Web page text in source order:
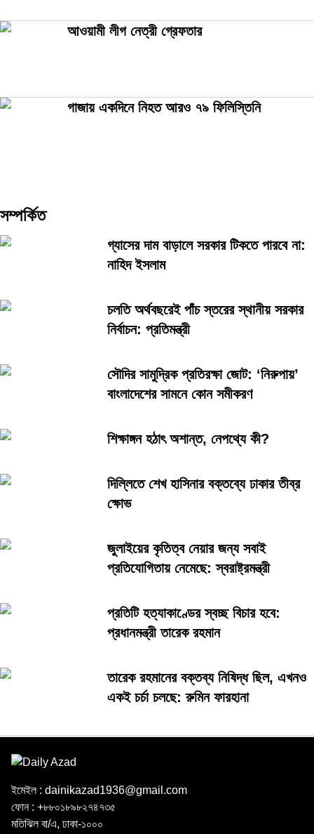
আওয়ামী লীগ নেত্রী গ্রেফতার
গাজায় একদিনে নিহত আরও ৭৯ ফিলিস্তিনি
সম্পর্কিত
গ্যাসের দাম বাড়ালে সরকার টিকতে পারবে না:
নাহিদ ইসলাম
চলতি অর্থবছরেই পাঁচ স্তরের স্থানীয় সরকার
নির্বাচন: প্রতিমন্ত্রী
সৌদির সামুদ্রিক প্রতিরক্ষা জোট: ‘নিরুপায়’
বাংলাদেশের সামনে কোন সমীকরণ
শিক্ষাঙ্গন হঠাৎ অশান্ত, নেপথ্যে কী?
দিল্লিতে শেখ হাসিনার বক্তব্যে ঢাকার তীব্র
ক্ষোভ
জুলাইয়ের কৃতিত্ব নেয়ার জন্য সবাই
প্রতিযোগিতায় নেমেছে: স্বরাষ্ট্রমন্ত্রী
প্রতিটি হত্যাকাণ্ডের স্বচ্ছ বিচার হবে:
প্রধানমন্ত্রী তারেক রহমান
তারেক রহমানের বক্তব্য নিষিদ্ধ ছিল, এখনও
একই চর্চা চলছে: রুমিন ফারহানা
ইমেইল : dainikazad1936@gmail.com
ফোন : +৮৮০১৮৯৮২৭৪৭৩৫
মতিঝিল বা/এ, ঢাকা-১০০০